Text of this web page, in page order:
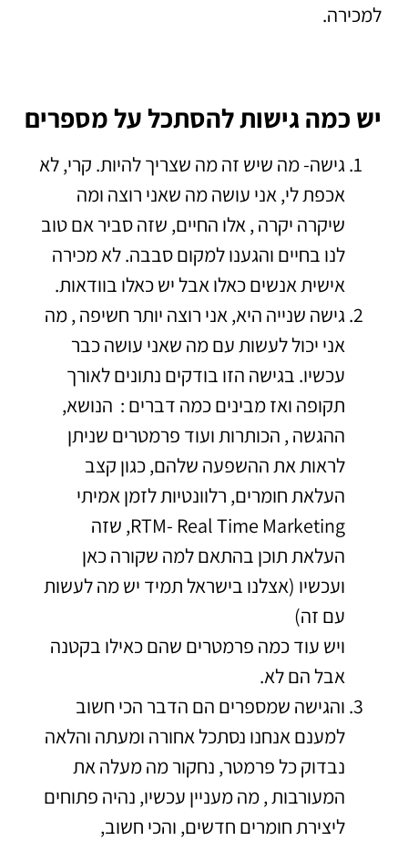
למכירה.
יש כמה גישות להסתכל על מספרים
גישה- מה שיש זה מה שצריך להיות. קרי, לא
אכפת לי, אני עושה מה שאני רוצה ומה
שיקרה יקרה , אלו החיים, שזה סביר אם טוב
לנו בחיים והגענו למקום סבבה. לא מכירה
אישית אנשים כאלו אבל יש כאלו בוודאות.
גישה שנייה היא, אני רוצה יותר חשיפה , מה
אני יכול לעשות עם מה שאני עושה כבר
עכשיו. בגישה הזו בודקים נתונים לאורך
תקופה ואז מבינים כמה דברים : הנושא,
ההגשה , הכותרות ועוד פרמטרים שניתן
לראות את ההשפעה שלהם, כגון קצב
העלאת חומרים, רלוונטיות לזמן אמיתי
RTM- Real Time Marketing, שזה
העלאת תוכן בהתאם למה שקורה כאן
ועכשיו (אצלנו בישראל תמיד יש מה לעשות
עם זה)
ויש עוד כמה פרמטרים שהם כאילו בקטנה
אבל הם לא.
והגישה שמספרים הם הדבר הכי חשוב
למענם אנחנו נסתכל אחורה ומעתה והלאה
נבדוק כל פרמטר, נחקור מה מעלה את
המעורבות , מה מעניין עכשיו, נהיה פתוחים
ליצירת חומרים חדשים, והכי חשוב,